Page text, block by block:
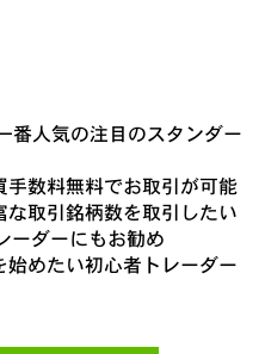
番人気の注目のスタンダー
数料無料でお取引が可能
取引銘柄数を取引したい
ーダーにもお勧め
めたい初心者トレーダー